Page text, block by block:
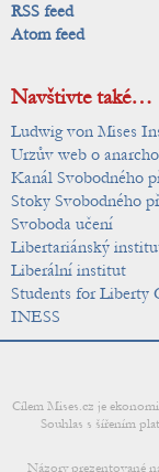
RSS feed
Atom feed
Navštivte také…
Ludwig von Mises
Urzův web o
Kanál Svobodného
Stoky Svobodného
Svoboda učení
Libertariánský
Liberální institut
Students for Liberty
INESS
Cílem Mises.cz je
Souhlas s šířením
Názory prezentované